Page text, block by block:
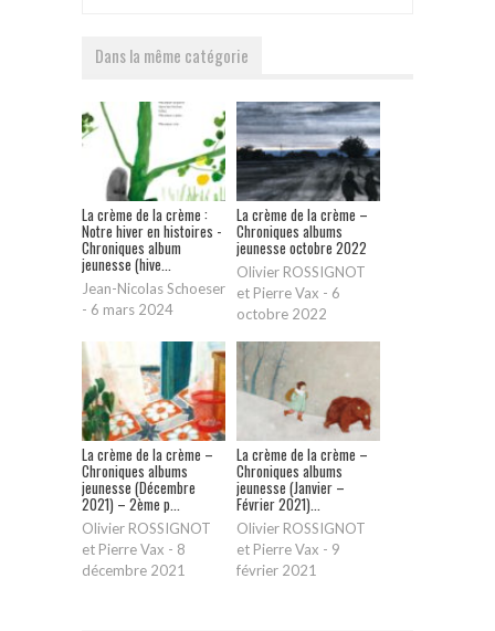
Dans la même catégorie
La crème de la crème :
Notre hiver en histoires -
Chroniques album
jeunesse (hive...
Jean-Nicolas Schoeser
- 6 mars 2024
La crème de la crème –
Chroniques albums
jeunesse octobre 2022
Olivier ROSSIGNOT
et Pierre Vax - 6
octobre 2022
La crème de la crème –
Chroniques albums
jeunesse (Décembre
2021) – 2ème p...
Olivier ROSSIGNOT
et Pierre Vax - 8
décembre 2021
La crème de la crème –
Chroniques albums
jeunesse (Janvier –
Février 2021)...
Olivier ROSSIGNOT
et Pierre Vax - 9
février 2021